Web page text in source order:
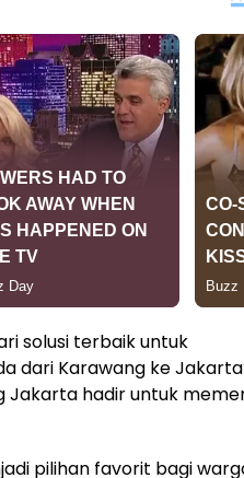
solusi terbaik untuk
dari Karawang ke
Jakarta hadir untuk
pilihan favorit bagi